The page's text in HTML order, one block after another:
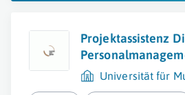
Projektassistenz
Universität für